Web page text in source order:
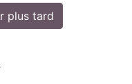
plus tard